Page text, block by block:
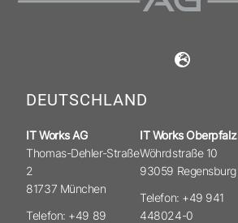
DEUTSCHLAND
IT Works AG
Thomas-Dehler-Straße
2
81737 München
Telefon: +49 89
IT Works Oberpfalz
Wöhrdstraße 10
93059 Regensburg
Telefon: +49 941
448024-0